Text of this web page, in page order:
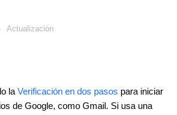
Actualización
laVerificación en dos pasos para iniciar
de Google, como Gmail. Si usa una